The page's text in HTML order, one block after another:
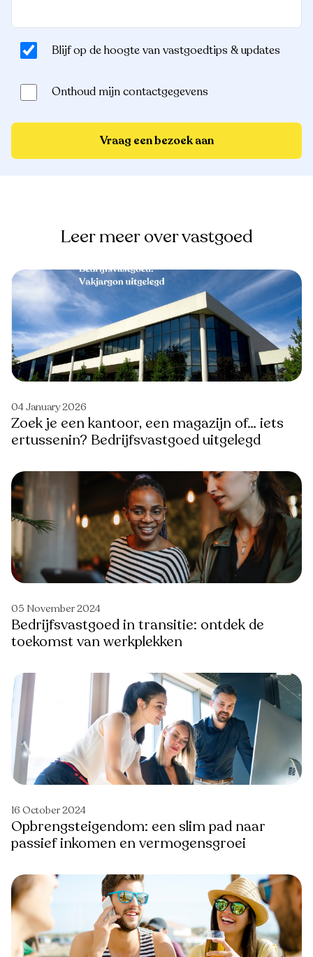
Blijf op de hoogte van vastgoedtips & updates
Onthoud mijn contactgegevens
Vraag een bezoek aan
Leer meer over vastgoed
04 January 2026
Zoek je een kantoor, een magazijn of… iets
ertussenin? Bedrijfsvastgoed uitgelegd
05 November 2024
Bedrijfsvastgoed in transitie: ontdek de
toekomst van werkplekken
16 October 2024
Opbrengsteigendom: een slim pad naar
passief inkomen en vermogensgroei